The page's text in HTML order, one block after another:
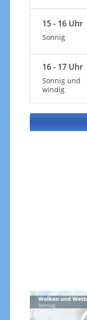
15 - 16 Uhr
Sonnig
16 - 17 Uhr
Sonnig und
windig